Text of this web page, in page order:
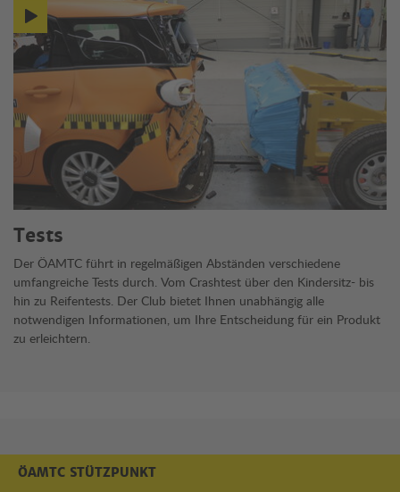
Tests
Der ÖAMTC führt in regelmäßigen Abständen verschiedene
umfangreiche Tests durch. Vom Crashtest über den Kindersitz- bis
hin zu Reifentests. Der Club bietet Ihnen unabhängig alle
notwendigen Informationen, um Ihre Entscheidung für ein Produkt
zu erleichtern.
ÖAMTC STÜTZPUNKT